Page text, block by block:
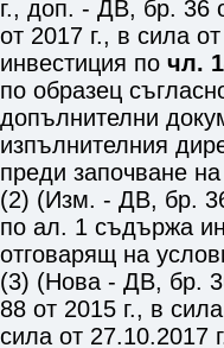
г., доп. - ДВ, бр. 36
от 2017 г., в сила
инвестиция по чл.
по образец
допълнителни
изпълнителния
преди започване
(2) (Изм. - ДВ, бр.
по ал. 1 съдържа
отговарящ на
(3) (Нова - ДВ, бр.
88 от 2015 г., в
сила от 27.10.2017